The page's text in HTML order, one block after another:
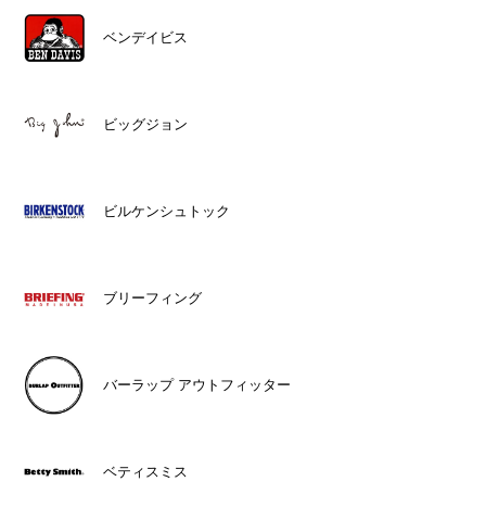
ベンデイビス
ビッグジョン
ビルケンシュトック
ブリーフィング
バーラップ アウトフィッター
ベティスミス